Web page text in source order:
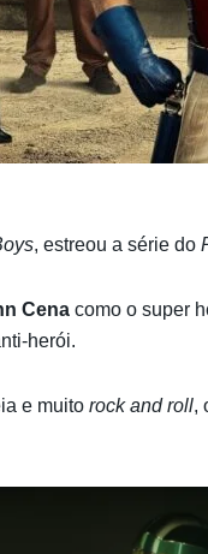
, estreou a série do
Cena como o super
herói.
e muito rock and roll,